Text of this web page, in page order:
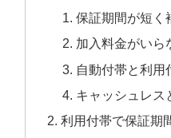
保証期間が短く
加入料金がいら
自動付帯と利用
キャッシュレス
利用付帯で保証期